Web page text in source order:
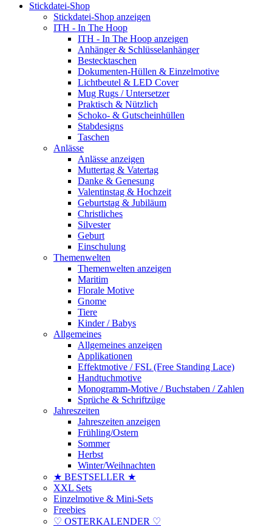
Stickdatei-Shop
Stickdatei-Shop anzeigen
ITH - In The Hoop
ITH - In The Hoop anzeigen
Anhänger & Schlüsselanhänger
Bestecktaschen
Dokumenten-Hüllen & Einzelmotive
Lichtbeutel & LED Cover
Mug Rugs / Untersetzer
Praktisch & Nützlich
Schoko- & Gutscheinhüllen
Stabdesigns
Taschen
Anlässe
Anlässe anzeigen
Muttertag & Vatertag
Danke & Genesung
Valentinstag & Hochzeit
Geburtstag & Jubiläum
Christliches
Silvester
Geburt
Einschulung
Themenwelten
Themenwelten anzeigen
Maritim
Florale Motive
Gnome
Tiere
Kinder / Babys
Allgemeines
Allgemeines anzeigen
Applikationen
Effektmotive / FSL (Free Standing Lace)
Handtuchmotive
Monogramm-Motive / Buchstaben / Zahlen
Sprüche & Schriftzüge
Jahreszeiten
Jahreszeiten anzeigen
Frühling/Ostern
Sommer
Herbst
Winter/Weihnachten
★ BESTSELLER ★
XXL Sets
Einzelmotive & Mini-Sets
Freebies
♡ OSTERKALENDER ♡